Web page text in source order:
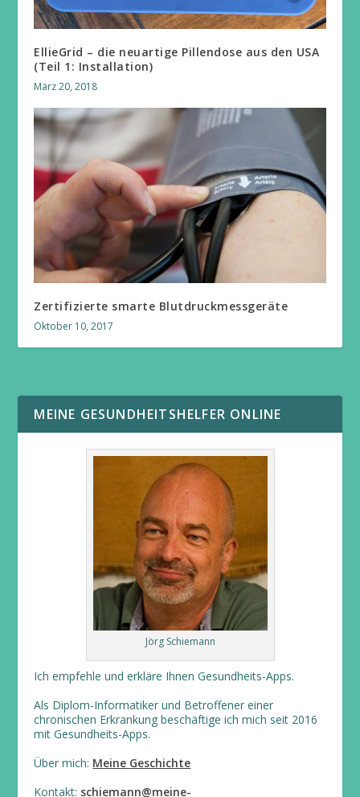
EllieGrid – die neuartige Pillendose aus den USA
(Teil 1: Installation)
März 20, 2018
Zertifizierte smarte Blutdruckmessgeräte
Oktober 10, 2017
MEINE GESUNDHEITSHELFER ONLINE
Jörg Schiemann
Ich empfehle und erkläre Ihnen Gesundheits-Apps.
Als Diplom-Informatiker und Betroffener einer
chronischen Erkrankung beschäftige ich mich seit 2016
mit Gesundheits-Apps.
Über mich: Meine Geschichte
Kontakt: schiemann@meine-